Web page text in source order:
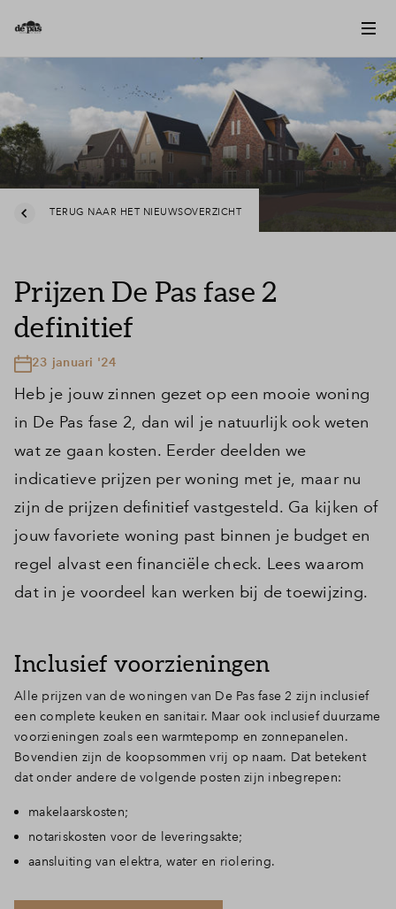
TERUG NAAR HET NIEUWSOVERZICHT
Prijzen De Pas fase 2
definitief
23 januari '24
Heb je jouw zinnen gezet op een mooie woning
in De Pas fase 2, dan wil je natuurlijk ook weten
wat ze gaan kosten. Eerder deelden we
indicatieve prijzen per woning met je, maar nu
zijn de prijzen definitief vastgesteld. Ga kijken of
jouw favoriete woning past binnen je budget en
regel alvast een financiële check. Lees waarom
dat in je voordeel kan werken bij de toewijzing.
Inclusief voorzieningen
Alle prijzen van de woningen van De Pas fase 2 zijn inclusief
een complete keuken en sanitair. Maar ook inclusief duurzame
voorzieningen zoals een warmtepomp en zonnepanelen.
Bovendien zijn de koopsommen vrij op naam. Dat betekent
dat onder andere de volgende posten zijn inbegrepen:
makelaarskosten;
notariskosten voor de leveringsakte;
aansluiting van elektra, water en riolering.